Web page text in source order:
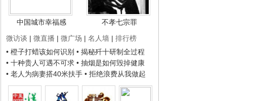
中国城市幸福感
不孝七宗罪
微访谈 | 微直播 | 微广场 | 名人墙 | 排行榜
• 橙子打蜡该如何识别 • 揭秘歼十研制全过程
• 十种贵人可遇不可求 • 抽烟是如何毁掉健康
• 老人为病妻搭40米扶手 • 拒绝浪费从我做起